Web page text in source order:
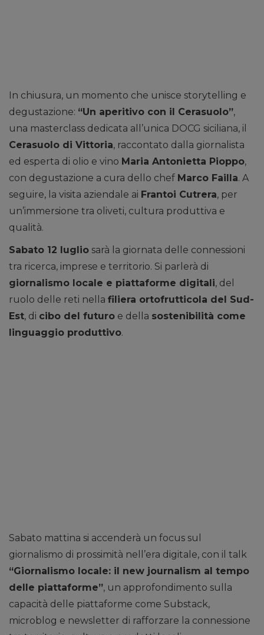
In chiusura, un momento che unisce storytelling e
degustazione: “Un aperitivo con il Cerasuolo”,
una masterclass dedicata all’unica DOCG siciliana, il
Cerasuolo di Vittoria, raccontato dalla giornalista
ed esperta di olio e vino Maria Antonietta Pioppo,
con degustazione a cura dello chef Marco Failla. A
seguire, la visita aziendale ai Frantoi Cutrera, per
un’immersione tra oliveti, cultura produttiva e
qualità.
Sabato 12 luglio sarà la giornata delle connessioni
tra ricerca, imprese e territorio. Si parlerà di
giornalismo locale e piattaforme digitali, del
ruolo delle reti nella filiera ortofrutticola del Sud-
Est, di cibo del futuro e della sostenibilità come
linguaggio produttivo.
Sabato mattina si accenderà un focus sul
giornalismo di prossimità nell’era digitale, con il talk
“Giornalismo locale: il new journalism al tempo
delle piattaforme”, un approfondimento sulla
capacità delle piattaforme come Substack,
microblog e newsletter di rafforzare la connessione